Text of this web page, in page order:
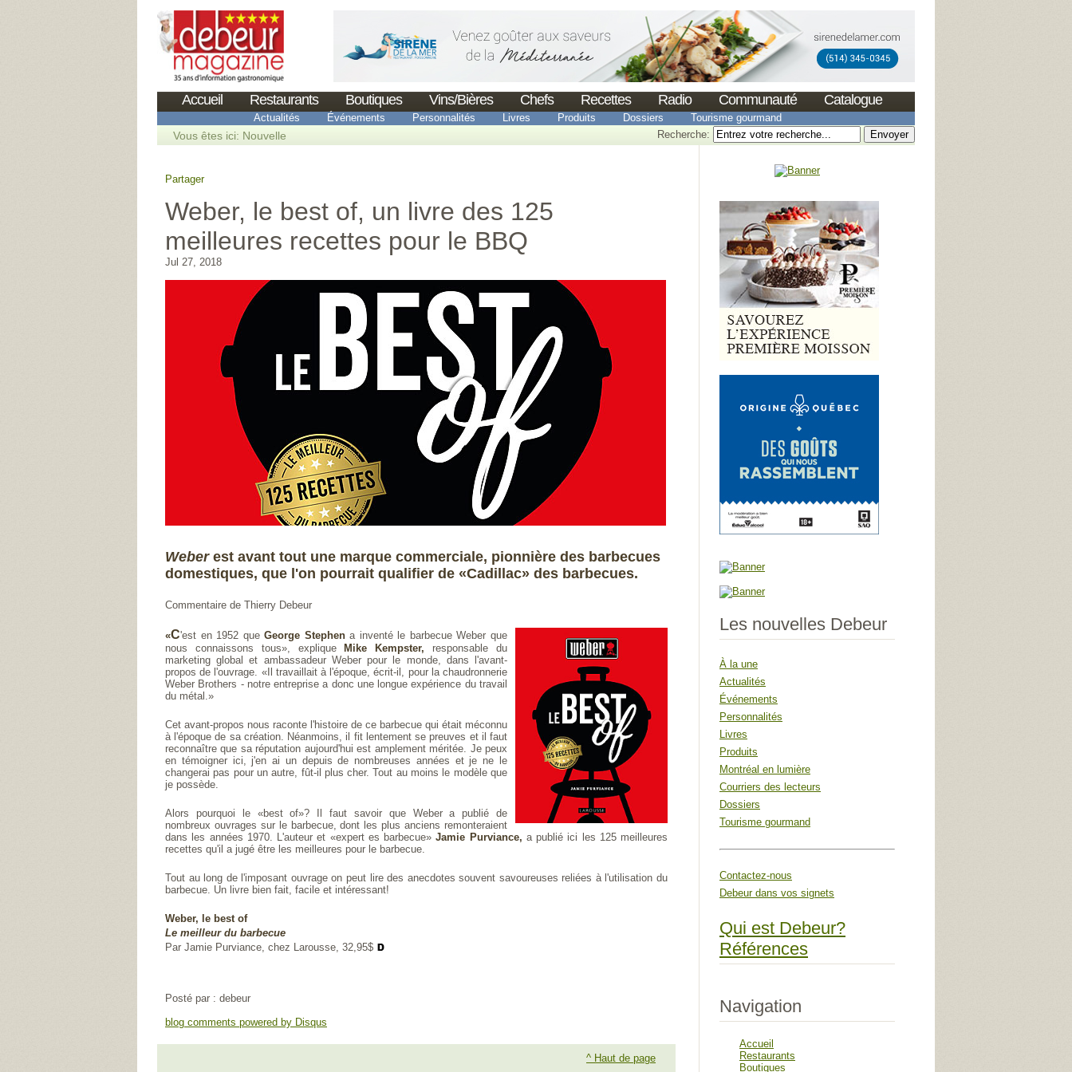
Accueil Restaurants Boutiques Vins/Bières Chefs Recettes Radio Communauté Catalogue
Actualités Événements Personnalités Livres Produits Dossiers Tourisme gourmand
Vous êtes ici: Nouvelle Recherche:
Partager
Weber, le best of, un livre des 125
meilleures recettes pour le BBQ
Jul 27, 2018
Weberest avant tout une marque commerciale, pionnière des barbecues
domestiques, que l'on pourrait qualifier de «Cadillac» des barbecues.
Commentaire de Thierry Debeur
«C'est en 1952 queGeorge Stephena inventé le barbecue Weber que
nous connaissons tous», explique
Mike Kempster, responsable du
marketing global et ambassadeur Weber pour le monde, dans l'avant-
propos de l'ouvrage. «Il travaillait à l'époque, écrit-il, pour la chaudronnerie
Weber Brothers - notre entreprise a donc une longue expérience du travail
du métal.»
Cet avant-propos nous raconte l'histoire de ce barbecue qui était méconnu
à l'époque de sa création. Néanmoins, il fit lentement se preuves et il faut
reconnaître que sa réputation aujourd'hui est amplement méritée. Je peux
en témoigner ici, j'en ai un depuis de nombreuses années et je ne le
changerai pas pour un autre, fût-il plus cher. Tout au moins le modèle que
je possède.
Alors pourquoi le «best of»? Il faut savoir que Weber a publié de
nombreux ouvrages sur le barbecue, dont les plus anciens remonteraient
dans les années 1970. L'auteur et «expert es barbecue»Jamie Purviance, a publié ici les 125 meilleures
recettes qu'il a jugé être les meilleures pour le barbecue.
Tout au long de l'imposant ouvrage on peut lire des anecdotes souvent savoureuses reliées à l'utilisation du
barbecue. Un livre bien fait, facile et intéressant!
Weber, le best of
Le meilleur du barbecue
Par Jamie Purviance, chez Larousse, 32,95$
Posté par : debeur
blog comments powered by Disqus
^ Haut de page
Les nouvelles Debeur
À la une
Actualités
Événements
Personnalités
Livres
Produits
Montréal en lumière
Courriers des lecteurs
Dossiers
Tourisme gourmand
Contactez-nous
Debeur dans vos signets
Qui est Debeur?
Références
Navigation
Accueil
Restaurants
Boutiques